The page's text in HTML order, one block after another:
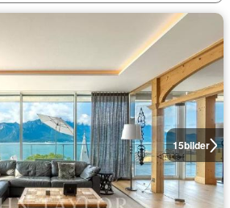
15bilder